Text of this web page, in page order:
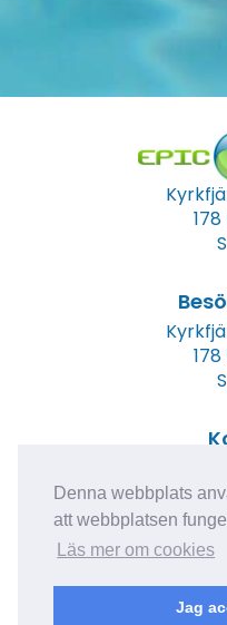
Denna webbplats
att webbplatsen
Läs mer om cookies
Jag
E-post: